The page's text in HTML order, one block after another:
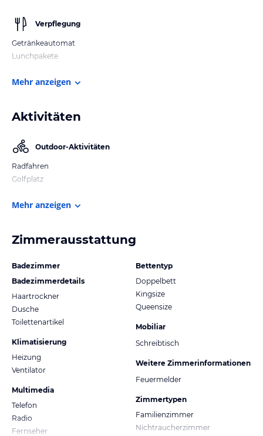
Verpflegung
Getränkeautomat
Lunchpakete
Mehr anzeigen
Aktivitäten
Outdoor-Aktivitäten
Radfahren
Golfplatz
Mehr anzeigen
Zimmerausstattung
Badezimmer
Badezimmerdetails
Haartrockner
Dusche
Toilettenartikel
Klimatisierung
Heizung
Ventilator
Multimedia
Telefon
Radio
Fernseher
Bettentyp
Doppelbett
Kingsize
Queensize
Mobiliar
Schreibtisch
Weitere Zimmerinformationen
Feuermelder
Zimmertypen
Familienzimmer
Nichtraucherzimmer